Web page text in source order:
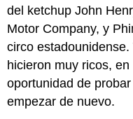
del ketchup John
Motor Company, y
circo
hicieron muy ricos,
oportunidad de
empezar de nuevo.